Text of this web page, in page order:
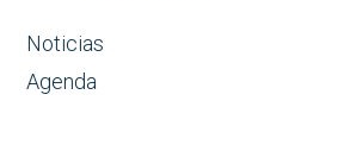
Noticias
Agenda